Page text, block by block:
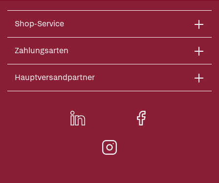
Shop-Service
Zahlungsarten
Hauptversandpartner